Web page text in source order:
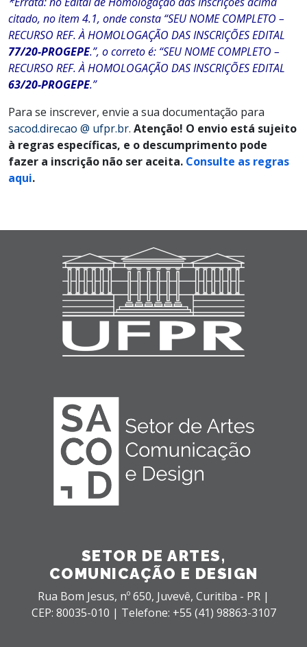
citado, no item 4.1, onde consta “SEU NOME COMPLETO –
RECURSO REF. À HOMOLOGAÇÃO DAS INSCRIÇÕES EDITAL
77/20-PROGEPE.”, o correto é: “SEU NOME COMPLETO –
RECURSO REF. À HOMOLOGAÇÃO DAS INSCRIÇÕES EDITAL
63/20-PROGEPE.”
Para se inscrever, envie a sua documentação para
sacod.direcao @ ufpr.br. Atenção! O envio está sujeito
à regras específicas, e o descumprimento pode
fazer a inscrição não ser aceita. Consulte as regras
aqui.
SETOR DE ARTES,
COMUNICAÇÃO E DESIGN
Rua Bom Jesus, nº 650, Juvevê, Curitiba - PR |
CEP: 80035-010 | Telefone: +55 (41) 98863-3107